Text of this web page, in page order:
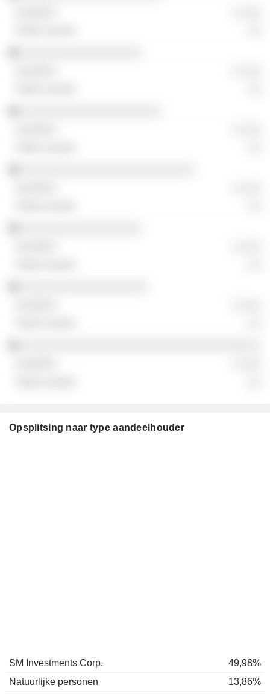
Opsplitsing naar type aandeelhouder
SM Investments Corp.
49,98%
Natuurlijke personen
13,86%